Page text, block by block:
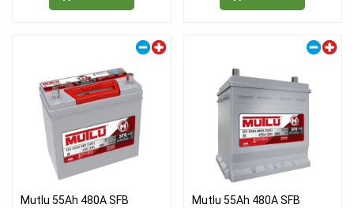
Mutlu 55Ah 480A SFB
Mutlu 55Ah 480A SFB